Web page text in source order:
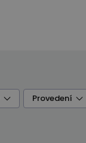
Provedení